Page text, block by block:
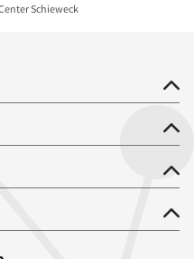
Schieweck